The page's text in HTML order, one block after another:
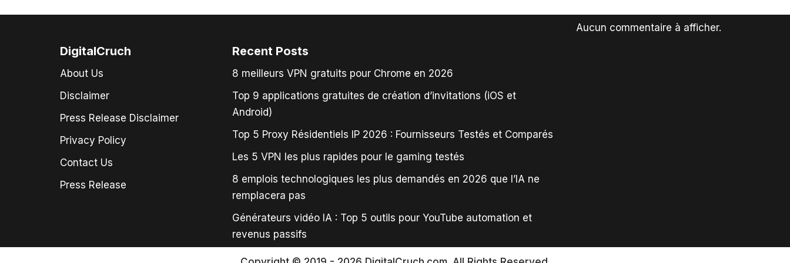
DigitalCruch
About Us
Disclaimer
Press Release Disclaimer
Privacy Policy
Contact Us
Press Release
Recent Posts
8 meilleurs VPN gratuits pour Chrome en 2026
Top 9 applications gratuites de création d’invitations (iOS et
Android)
Top 5 Proxy Résidentiels IP 2026 : Fournisseurs Testés et Comparés
Les 5 VPN les plus rapides pour le gaming testés
8 emplois technologiques les plus demandés en 2026 que l’IA ne
remplacera pas
Générateurs vidéo IA : Top 5 outils pour YouTube automation et
revenus passifs
Aucun commentaire à afficher.